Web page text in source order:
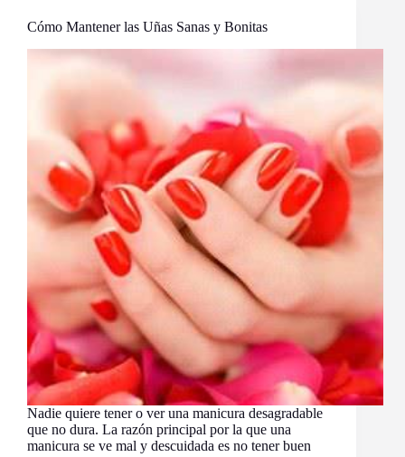
Cómo Mantener las Uñas Sanas y Bonitas
Nadie quiere tener o ver una manicura desagradable
que no dura. La razón principal por la que una
manicura se ve mal y descuidada es no tener buen